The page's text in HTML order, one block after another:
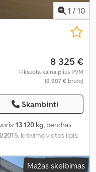
1 / 10
8 325 €
Fiksuota kaina plius PVM
(9 907 € bruto)
Skambinti
13 120 kg, bendras
2015 , krovimo vietos ilgis:
46 m³, bendras plotis:
Gamybos metai: 2015,
Mažas skelbimas